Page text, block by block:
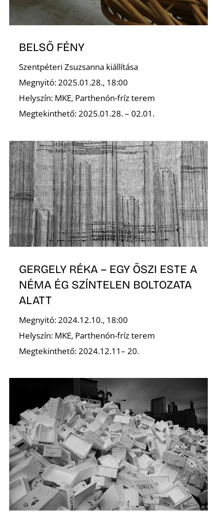
BELSŐ FÉNY
Szentpéteri Zsuzsanna kiállítása
Megnyitó: 2025.01.28., 18:00
Helyszín: MKE, Parthenón-fríz terem
Megtekinthető: 2025.01.28. – 02.01.
GERGELY RÉKA – EGY ŐSZI ESTE A
NÉMA ÉG SZÍNTELEN BOLTOZATA
ALATT
Megnyitó: 2024.12.10., 18:00
Helyszín: MKE, Parthenón-fríz terem
Megtekinthető: 2024.12.11– 20.